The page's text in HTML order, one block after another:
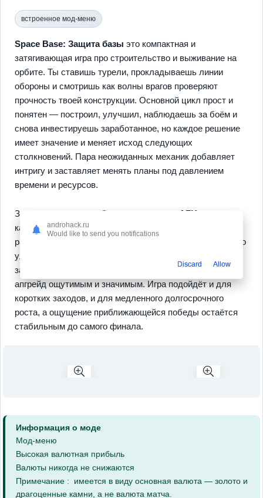
встроенное мод-меню
Space Base: Защита базы это компактная и
затягивающая игра про строительство и выживание на
орбите. Ты ставишь турели, прокладываешь линии
обороны и смотришь как волны врагов проверяют
прочность твоей конструкции. Основной цикл прост и
понятен — построил, улучшил, наблюдаешь за боём и
снова инвестируешь заработанное, но каждое решение
имеет значение и меняет исход следующих
столкновений. Пара неожиданных механик добавляет
интригу и заставляет менять планы под давлением
времени и ресурсов.
Здесь важны разнообразные турели
AFK-прогресс
как элементы, которые держат интерес и позволяют
развиваться без постоянного контроля. Глубокое дерево
улучшений открывает новые комбинации оружия и
защитных модулей, а постоянный приток наград делает
апгрейд ощутимым и значимым. Игра подойдёт и для
коротких заходов, и для медленного долгосрочного
роста, а ощущение приближающейся победы остаётся
стабильным до самого финала.
Информация о моде
Мод-меню
Высокая валютная прибыль
Валюты никогда не снижаются
Примечание : имеется в виду основная валюта — золото и
драгоценные камни, а не валюта матча.
androhack.ru
Would like to send you notifications
Discard Allow